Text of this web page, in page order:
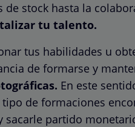
de stock hasta la
tu talento.
tus habilidades u
de formarse y
En este
de formaciones
sacarle partido